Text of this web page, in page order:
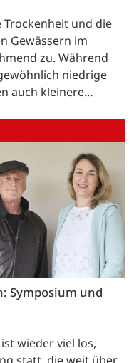
Trockenheit und die
Gewässern im
zu. Während
niedrige
auch kleinere…
Symposium und
wieder viel los,